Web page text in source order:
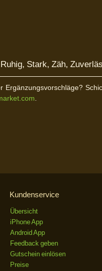
Stark, Zäh,
Ergänzungsvorschläge?
.
Kundenservice
Übersicht
iPhone App
Android App
Feedback geben
Gutschein einlösen
Preise